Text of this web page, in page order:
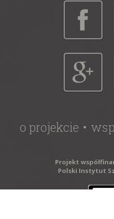
o projekcie
Projekt